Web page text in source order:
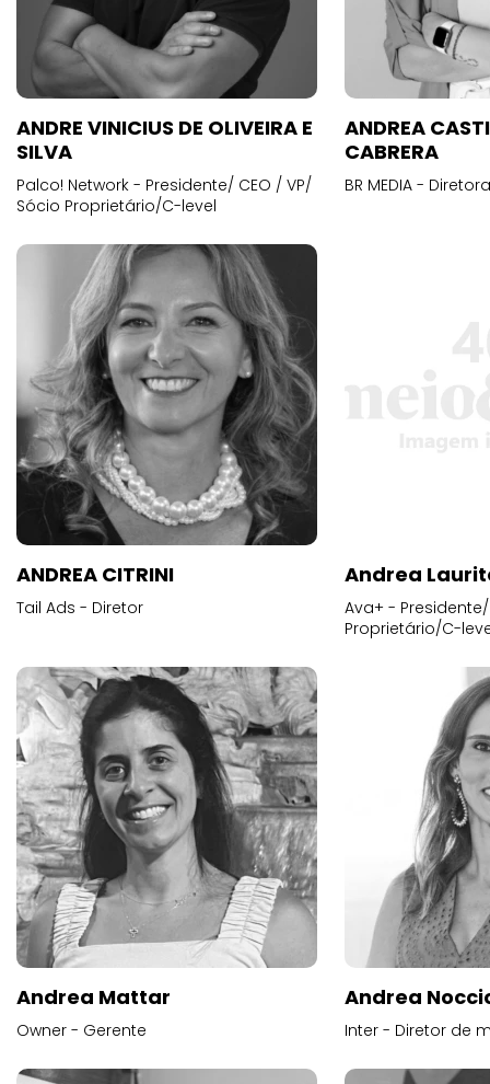
ANDRE VINICIUS DE OLIVEIRA E
SILVA
Palco! Network - Presidente/ CEO / VP/
Sócio Proprietário/C-level
ANDREA
CABRERA
BR MEDIA -
ANDREA CITRINI
Tail Ads - Diretor
Andrea
Ava+ -
Proprietário/C-
Andrea Mattar
Owner - Gerente
Andrea
Inter - Diretor de